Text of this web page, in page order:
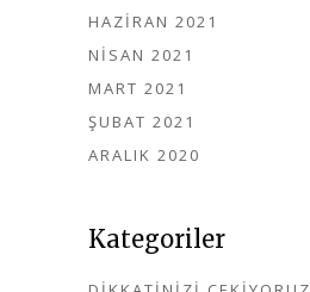
HAZIRAN 2021
NISAN 2021
MART 2021
ŞUBAT 2021
ARALIK 2020
Kategoriler